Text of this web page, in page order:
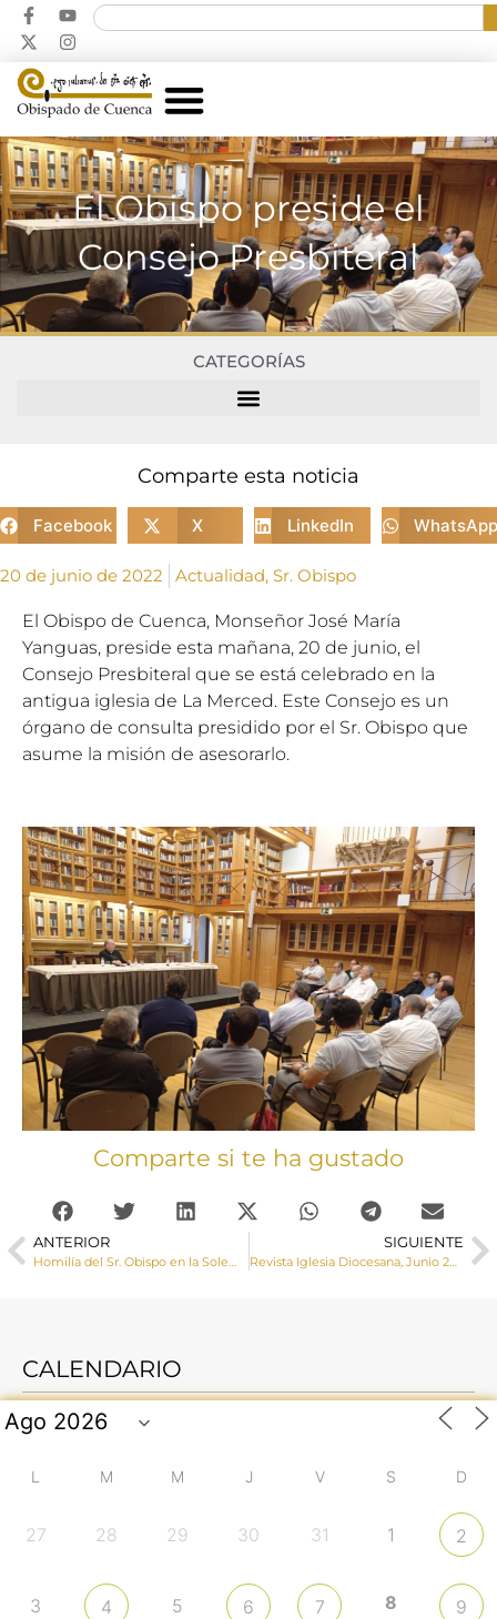
El Obispo preside el
Consejo Presbiteral
CATEGORÍAS
Comparte esta noticia
Facebook X LinkedIn WhatsApp
20 de junio de 2022 Actualidad, Sr. Obispo
El Obispo de Cuenca, Monseñor José María
Yanguas, preside esta mañana, 20 de junio, el
Consejo Presbiteral que se está celebrado en la
antigua iglesia de La Merced. Este Consejo es un
órgano de consulta presidido por el Sr. Obispo que
asume la misión de asesorarlo.
Comparte si te ha gustado
ANTERIOR SIGUIENTE
Revista Iglesia Diocesana, Junio 2022
CALENDARIO
L M M J V S D
27 28 29 30 31 1 2
3 4 5 6 7 8 9